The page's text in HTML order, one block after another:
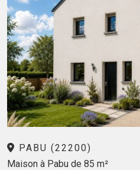
PABU (22200)
Maison à Pabu de 85 m²